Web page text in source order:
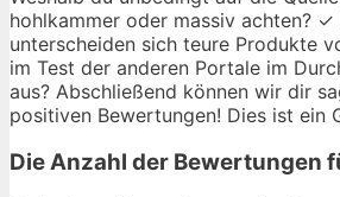
hohlkammer oder massiv achten?
unterscheiden sich teure Produkte
im Test der anderen Portale im
aus? Abschließend können wir dir
positiven Bewertungen! Dies ist ein
Die Anzahl der Bewertungen